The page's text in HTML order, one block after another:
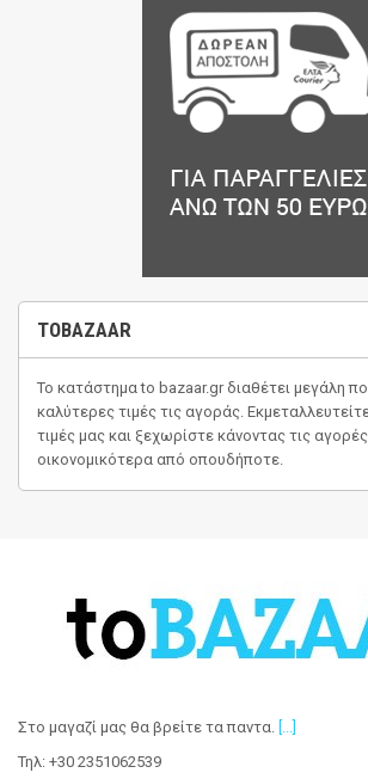
TOBAZAAR
Το κατάστημαto bazaar.grδιαθέτει μεγάλη
καλύτερες τιμές τις αγοράς.
τιμές μας και ξεχωρίστε κάνοντας τις
οικονομικότερα από οπουδήποτε.
Στο μαγαζί μας θα βρείτε τα παντα. [...]
Τηλ: +30 2351062539